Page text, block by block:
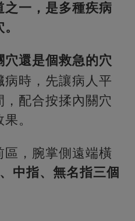
之一，是多種疾病
穴還是個救急的穴
病時，先讓病人平
配合按揉內關穴
。
區，腕掌側遠端橫
中指、無名指三個